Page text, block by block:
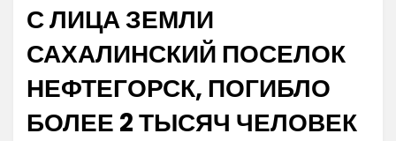
С ЛИЦА ЗЕМЛИ
САХАЛИНСКИЙ ПОСЕЛОК
НЕФТЕГОРСК, ПОГИБЛО
БОЛЕЕ 2 ТЫСЯЧ ЧЕЛОВЕК